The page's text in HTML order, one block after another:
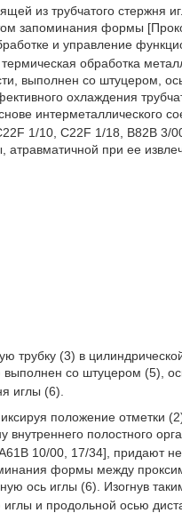
из трубчатого стержня
запоминания формы
и управление
обработка
выполнен со штуцером,
охлаждения
интерметаллического
1/10, C22F 1/18, В82В 3/
при ее
трубку (3) в
со штуцером (5),
иглы (6).
положение отметки
полостного
10/00, 17/34], придают
формы между
ось иглы (6). Изогнув
и продольной осью